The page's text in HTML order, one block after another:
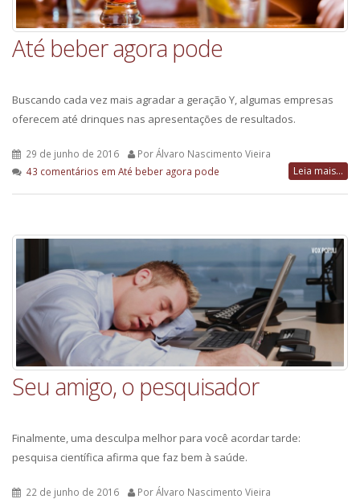
Até beber agora pode
Buscando cada vez mais agradar a geração Y, algumas empresas
oferecem até drinques nas apresentações de resultados.
29 de junho de 2016
Por Álvaro Nascimento Vieira
43 comentários em Até beber agora pode Leia mais...
Seu amigo, o pesquisador
Finalmente, uma desculpa melhor para você acordar tarde:
pesquisa científica afirma que faz bem à saúde.
22 de junho de 2016
Por Álvaro Nascimento Vieira